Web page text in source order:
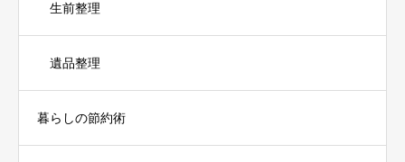
生前整理
遺品整理
暮らしの節約術